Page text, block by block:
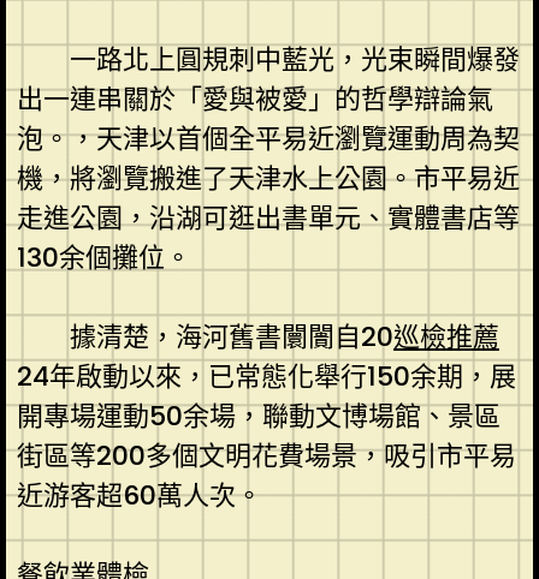
一路北上圓規刺中藍光，光束瞬間爆發
出一連串關於「愛與被愛」的哲學辯論氣
泡。，天津以首個全平易近瀏覽運動周為契
機，將瀏覽搬進了天津水上公園。市平易近
走進公園，沿湖可逛出書單元、實體書店等
130余個攤位。
據清楚，海河舊書闤闠自20巡檢推薦
24年啟動以來，已常態化舉行150余期，展
開專場運動50余場，聯動文博場館、景區
街區等200多個文明花費場景，吸引市平易
近游客超60萬人次。